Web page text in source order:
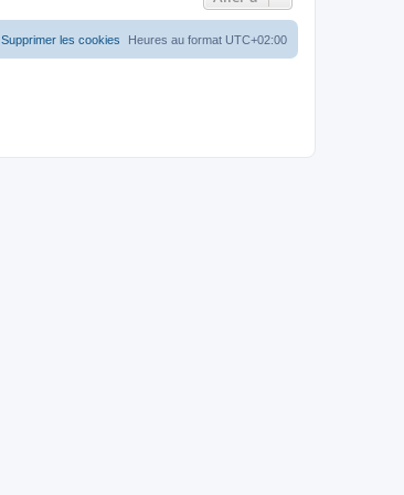
Heures au format UTC+02:00
Supprimer les cookies